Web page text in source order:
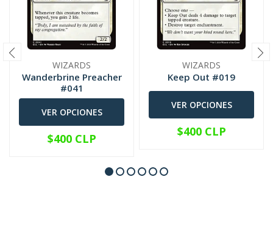
WIZARDS
Wanderbrine Preacher
#041
VER OPCIONES
$400 CLP
WIZARDS
Keep Out #019
VER OPCIONES
$400 CLP